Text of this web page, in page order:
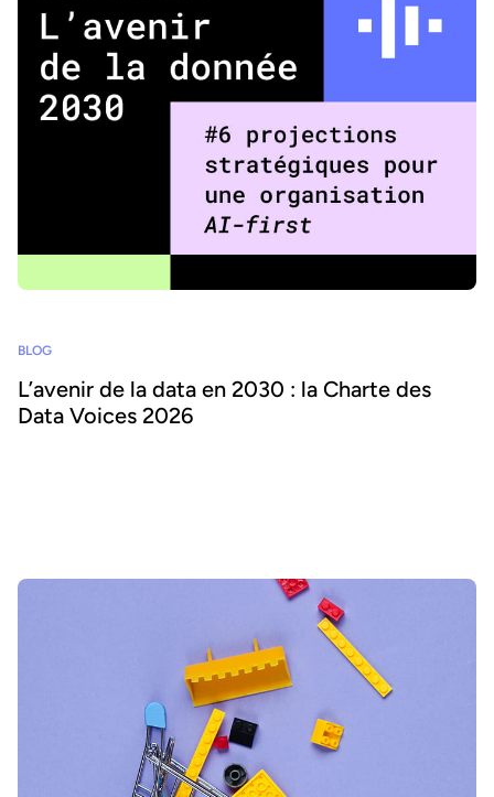
BLOG
L’avenir de la data en 2030 : la Charte des
Data Voices 2026